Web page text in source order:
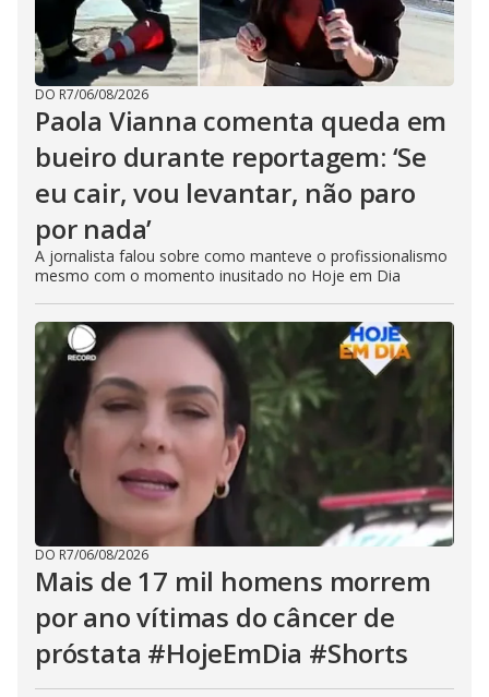
DO R7/06/08/2026
Paola Vianna comenta queda em
bueiro durante reportagem: ‘Se
eu cair, vou levantar, não paro
por nada’
A jornalista falou sobre como manteve o profissionalismo
mesmo com o momento inusitado no Hoje em Dia
DO R7/06/08/2026
Mais de 17 mil homens morrem
por ano vítimas do câncer de
próstata #HojeEmDia #Shorts